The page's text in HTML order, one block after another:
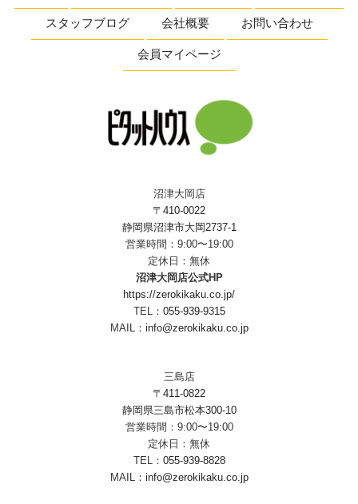
スタッフブログ 会社概要 お問い合わせ
会員マイページ
沼津大岡店
〒410-0022
静岡県沼津市大岡2737-1
営業時間：9:00〜19:00
定休日：無休
沼津大岡店公式HP
https://zerokikaku.co.jp/
TEL： 055-939-9315
MAIL： info@zerokikaku.co.jp
三島店
〒411-0822
静岡県三島市松本300-10
営業時間：9:00〜19:00
定休日：無休
TEL： 055-939-8828
MAIL： info@zerokikaku.co.jp